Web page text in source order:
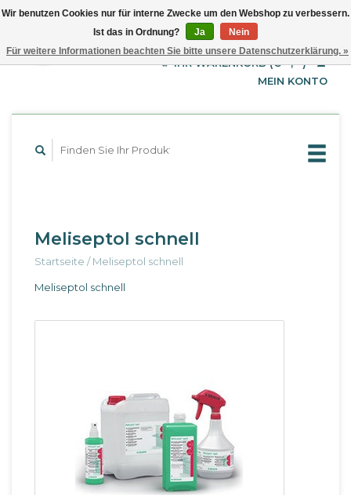
EUR
GBP
USD
English
Français
IHR WARENKORB (€--,--)
MEIN KONTO
Meliseptol schnell
Startseite /Meliseptol schnell
Meliseptol schnell
Wir benutzen Cookies nur für interne Zwecke um den Webshop zu verbessern.
Ist das in Ordnung?
Ja
Nein
Für weitere Informationen beachten Sie bitte unsere Datenschutzerklärung. »